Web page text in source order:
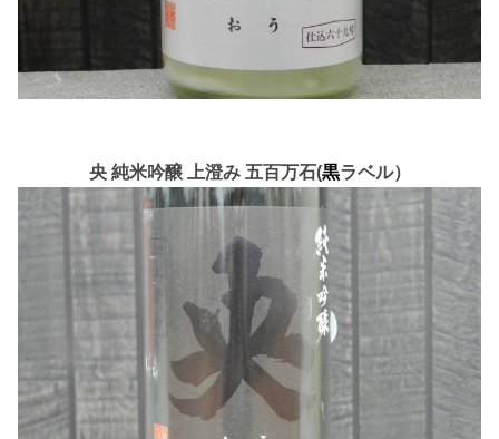
央 純米吟醸 上澄み 五百万石(黒ラベル）